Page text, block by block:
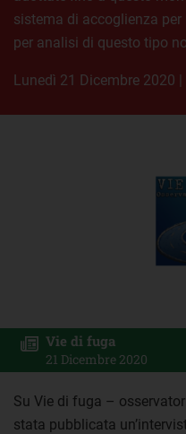
sistema di accoglienza
per analisi di questo tipo
lunedì 21 Dicembre 2020 |
Vie di fuga
21 Dicembre 2020
Su Vie di fuga –
stata pubblicata